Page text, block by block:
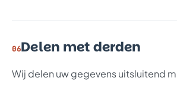
06Delen met derden
Wij delen uw gegevens uitsluitend